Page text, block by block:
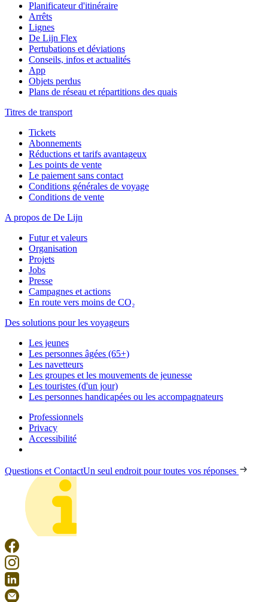
Planificateur d'itinéraire
Arrêts
Lignes
De Lijn Flex
Pertubations et déviations
Conseils, infos et actualités
App
Objets perdus
Plans de réseau et répartitions des quais
Titres de transport
Tickets
Abonnements
Réductions et tarifs avantageux
Les points de vente
Le paiement sans contact
Conditions générales de voyage
Conditions de vente
A propos de De Lijn
Futur et valeurs
Organisation
Projets
Jobs
Presse
Campagnes et actions
En route vers moins de CO₂
Des solutions pour les voyageurs
Les jeunes
Les personnes âgées (65+)
Les navetteurs
Les groupes et les mouvements de jeunesse
Les touristes (d'un jour)
Les personnes handicapées ou les accompagnateurs
Professionnels
Privacy
Accessibilité
Questions et ContactUn seul endroit pour toutes vos réponses